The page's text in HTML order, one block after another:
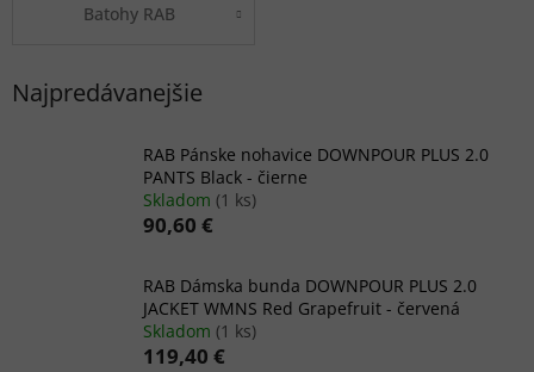
Batohy RAB
Najpredávanejšie
RAB Pánske nohavice DOWNPOUR PLUS 2.0
PANTS Black - čierne
Skladom (1 ks)
90,60 €
RAB Dámska bunda DOWNPOUR PLUS 2.0
JACKET WMNS Red Grapefruit - červená
Skladom (1 ks)
119,40 €